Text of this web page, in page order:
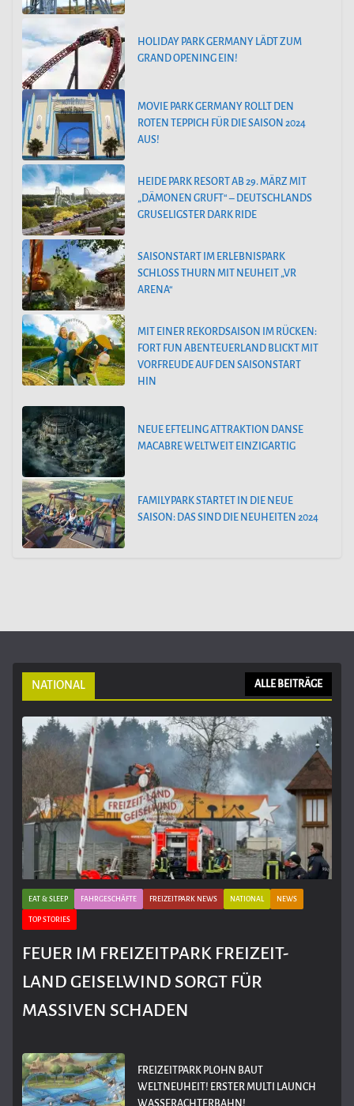
HOLIDAY PARK GERMANY LÄDT ZUM
GRAND OPENING EIN!
MOVIE PARK GERMANY ROLLT DEN
ROTEN TEPPICH FÜR DIE SAISON 2024
AUS!
HEIDE PARK RESORT AB 29. MÄRZ MIT
„DÄMONEN GRUFT“ – DEUTSCHLANDS
GRUSELIGSTER DARK RIDE
SAISONSTART IM ERLEBNISPARK
SCHLOSS THURN MIT NEUHEIT „VR
ARENA“
MIT EINER REKORDSAISON IM RÜCKEN:
FORT FUN ABENTEUERLAND BLICKT MIT
VORFREUDE AUF DEN SAISONSTART
HIN
NEUE EFTELING ATTRAKTION DANSE
MACABRE WELTWEIT EINZIGARTIG
FAMILYPARK STARTET IN DIE NEUE
SAISON: DAS SIND DIE NEUHEITEN 2024
NATIONAL ALLE BEITRÄGE
EAT & SLEEP FAHRGESCHÄFTE FREIZEITPARK NEWS NATIONAL NEWS
TOP STORIES
FEUER IM FREIZEITPARK FREIZEIT-
LAND GEISELWIND SORGT FÜR
MASSIVEN SCHADEN
FREIZEITPARK PLOHN BAUT
WELTNEUHEIT! ERSTER MULTI LAUNCH
WASSERACHTERBAHN!